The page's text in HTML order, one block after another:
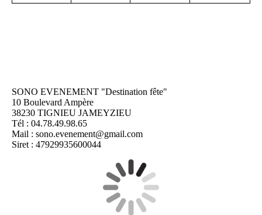
SONO EVENEMENT "Destination fête"
10 Boulevard Ampère
38230 TIGNIEU JAMEYZIEU
Tél : 04.78.49.98.65
Mail : sono.evenement@gmail.com
Siret : 47929935600044